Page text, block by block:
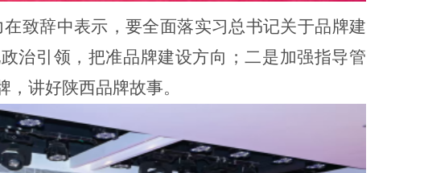
致辞中表示，要全面落实习总书记关于品牌建
治引领，把准品牌建设方向；二是加强指导管
讲好陕西品牌故事。